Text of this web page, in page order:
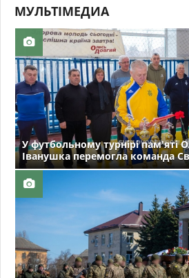
МУЛЬТIМЕДИА
У футбольному турнірі пам'яті
Іванушка перемогла команда